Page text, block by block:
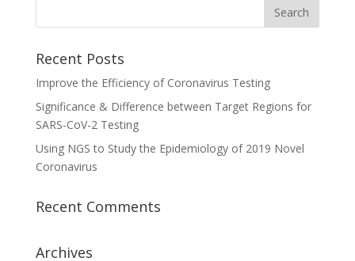
Recent Posts
Improve the Efficiency of Coronavirus Testing
Significance & Difference between Target Regions for
SARS-CoV-2 Testing
Using NGS to Study the Epidemiology of 2019 Novel
Coronavirus
Recent Comments
Archives